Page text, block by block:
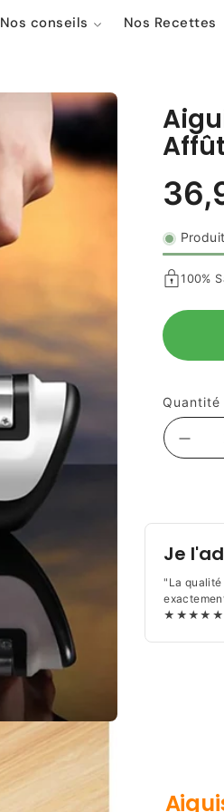
Nos conseils Nos Recettes
100%
Quantité
|
Je
"La qualité
★★★★★